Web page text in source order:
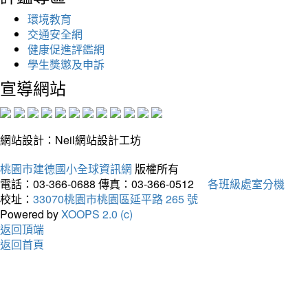
環境教育
交通安全網
健康促進評鑑網
學生獎懲及申訴
宣導網站
網站設計：Neil網站設計工坊
桃園市建德國小全球資訊網 版權所有
電話：03-366-0688 傳真：03-366-0512
各班級處室分機
校址： 33070桃園市桃園區延平路 265 號
Powered byXOOPS 2.0 (c)
返回頂端
返回首頁